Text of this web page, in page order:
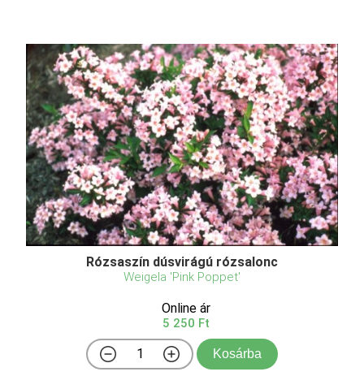
Rózsaszín dúsvirágú rózsalonc
Weigela 'Pink Poppet'
Online ár
5 250 Ft
Kosárba